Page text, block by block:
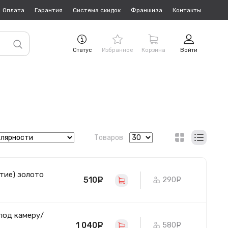
Оплата Гарантия Система скидок Франшиза Контакты
Статус Избранное Корзина Войти
Товаров
золото
510 руб. 290
камеру/
1 040 руб. 580